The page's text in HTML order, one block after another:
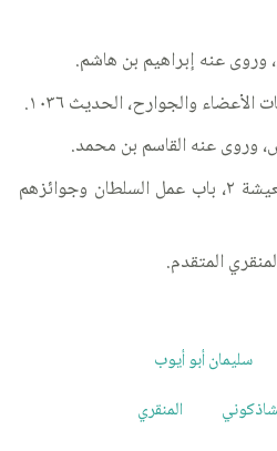
وروى عنه إبراهيم بن هاشم.
وروى عنه القاسم بن محمد.
الكافي: الجزء ٥، كتاب المعيشة ٢، باب عمل السلطان وجوائزهم
المتقدم.
سليمان أبو أيوب
المنقري